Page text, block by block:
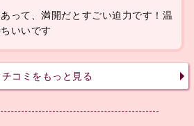
って、満開だとすごい迫力です！温
いいです
チコミをもっと見る